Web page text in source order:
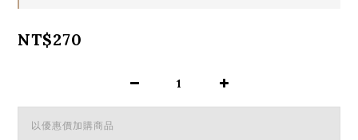
NT$270
以優惠價加購商品